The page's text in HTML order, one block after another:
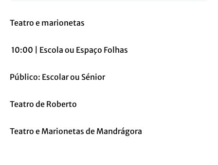
Teatro e marionetas
10:00 | Escola ou Espaço Folhas
Público: Escolar ou Sénior
Teatro de Roberto
Teatro e Marionetas de Mandrágora